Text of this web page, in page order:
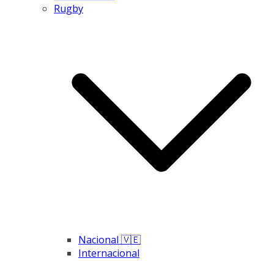
Rugby
Nacional 🇻🇪
Internacional